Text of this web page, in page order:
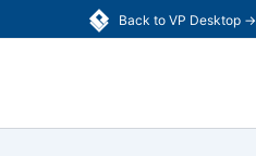
Back to VP Desktop →